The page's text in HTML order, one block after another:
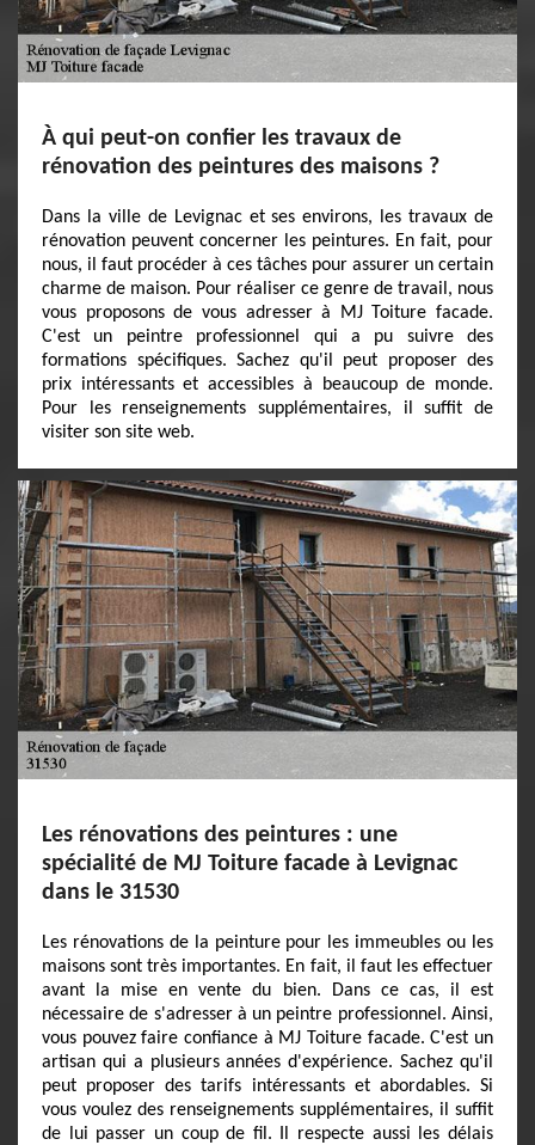
À qui peut-on confier les travaux de
rénovation des peintures des maisons ?
Dans la ville de Levignac et ses environs, les travaux de
rénovation peuvent concerner les peintures. En fait, pour
nous, il faut procéder à ces tâches pour assurer un certain
charme de maison. Pour réaliser ce genre de travail, nous
vous proposons de vous adresser à MJ Toiture facade.
C'est un peintre professionnel qui a pu suivre des
formations spécifiques. Sachez qu'il peut proposer des
prix intéressants et accessibles à beaucoup de monde.
Pour les renseignements supplémentaires, il suffit de
visiter son site web.
Les rénovations des peintures : une
spécialité de MJ Toiture facade à Levignac
dans le 31530
Les rénovations de la peinture pour les immeubles ou les
maisons sont très importantes. En fait, il faut les effectuer
avant la mise en vente du bien. Dans ce cas, il est
nécessaire de s'adresser à un peintre professionnel. Ainsi,
vous pouvez faire confiance à MJ Toiture facade. C'est un
artisan qui a plusieurs années d'expérience. Sachez qu'il
peut proposer des tarifs intéressants et abordables. Si
vous voulez des renseignements supplémentaires, il suffit
de lui passer un coup de fil. Il respecte aussi les délais